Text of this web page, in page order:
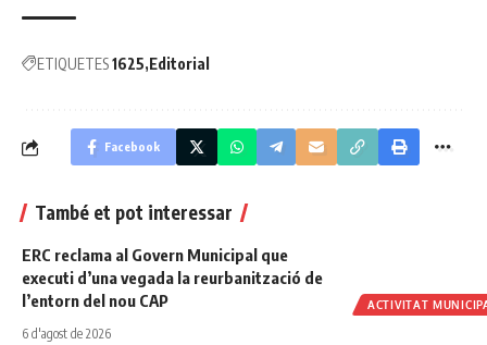
ETIQUETES1625 Editorial
Facebook
També et pot interessar
ACTIVITAT
ERC reclama al Govern Municipal que
executi d’una vegada la reurbanització de
l’entorn del nou CAP
6 d'agost de 2026